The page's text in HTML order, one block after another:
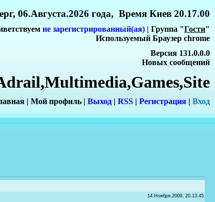
06.Августа.2026 года, Время Киев 20.17.00
не зарегистрированный(ая) | Группа "Гости"
Используемый Браузер chrome
Версия 131.0.0.0
Новых сообщений
| Мой профиль | Выход | RSS | Регистрация | Вход
14.Ноября.2009, 20.13.45